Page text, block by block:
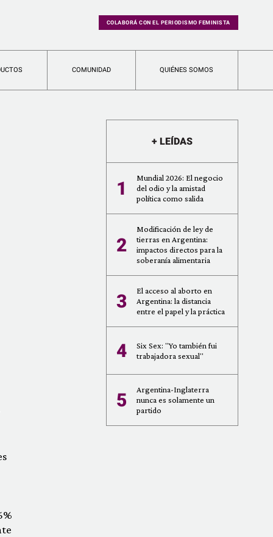
COLABORÁ CON EL PERIODISMO FEMINISTA
COMUNIDAD QUIÉNES SOMOS
+ LEÍDAS
1
Mundial 2026: El negocio
del odio y la amistad
política como salida
2
Modificación de ley de
tierras en Argentina:
impactos directos para la
soberanía alimentaria
3
El acceso al aborto en
Argentina: la distancia
entre el papel y la práctica
4
Six Sex: "Yo también fui
trabajadora sexual"
5
Argentina-Inglaterra
nunca es solamente un
partido